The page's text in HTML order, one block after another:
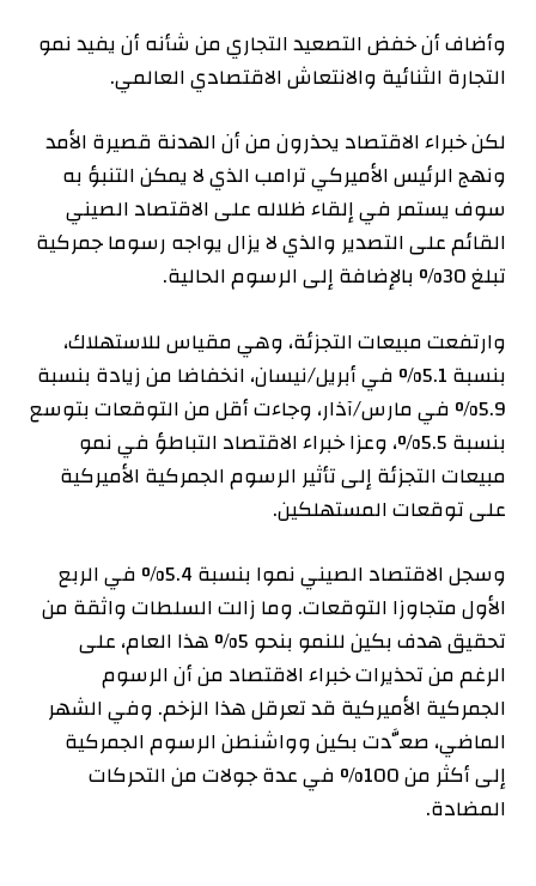
وأضاف أن خفض التصعيد التجاري من شأنه أن يفيد نمو
التجارة الثنائية والانتعاش الاقتصادي العالمي.
لكن خبراء الاقتصاد يحذرون من أن الهدنة قصيرة الأمد
ونهج الرئيس الأميركي ترامب الذي لا يمكن التنبؤ به
سوف يستمر في إلقاء ظلاله على الاقتصاد الصيني
القائم على التصدير والذي لا يزال يواجه رسوما جمركية
تبلغ 30% بالإضافة إلى الرسوم الحالية.
وارتفعت مبيعات التجزئة، وهي مقياس للاستهلاك،
بنسبة 5.1% في أبريل/نيسان، انخفاضا من زيادة بنسبة
5.9% في مارس/آذار، وجاءت أقل من التوقعات بتوسع
بنسبة 5.5%، وعزا خبراء الاقتصاد التباطؤ في نمو
مبيعات التجزئة إلى تأثير الرسوم الجمركية الأميركية
على توقعات المستهلكين.
وسجل الاقتصاد الصيني نموا بنسبة 5.4% في الربع
الأول متجاوزا التوقعات. وما زالت السلطات واثقة من
تحقيق هدف بكين للنمو بنحو 5% هذا العام، على
الرغم من تحذيرات خبراء الاقتصاد من أن الرسوم
الجمركية الأميركية قد تعرقل هذا الزخم. وفي الشهر
الماضي، صعَّدت بكين وواشنطن الرسوم الجمركية
إلى أكثر من 100% في عدة جولات من التحركات
المضادة.